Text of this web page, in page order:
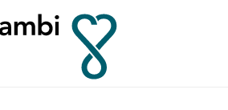
en säker åtkomst till
för sektorn vård, hälsa och